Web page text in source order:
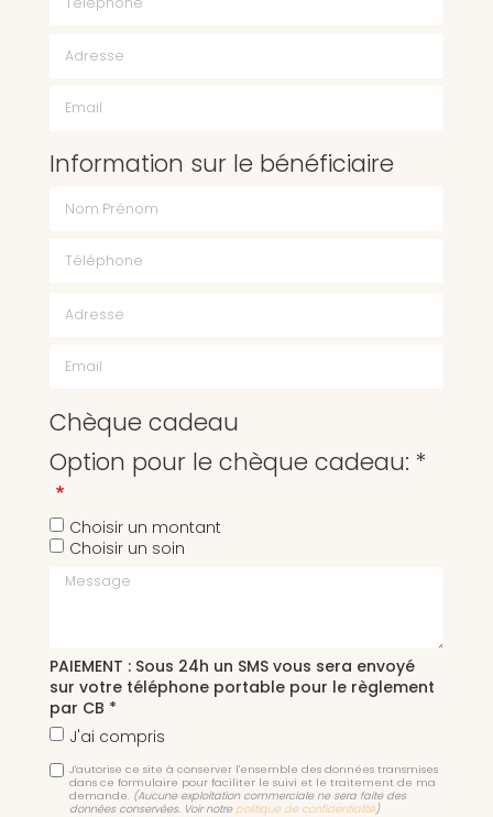
Information sur le bénéficiaire
Chèque cadeau
Option pour le chèque cadeau: *
Choisir un montant
Choisir un soin
Message
PAIEMENT : Sous 24h un SMS vous sera envoyé
sur votre téléphone portable pour le règlement
par CB *
J'ai compris
J'autorise ce site à conserver l'ensemble des données transmises
dans ce formulaire pour faciliter le suivi et le traitement de ma
demande. (Aucune exploitation commerciale ne sera faite des
données conservées. Voir notre politique de confidentialité)